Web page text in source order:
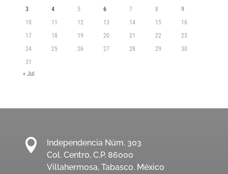
3
4 5 6 7 8
9
10
11 12 13 14 15
16
17
18 19 20 21 22
23
24
25 26 27 28 29
30
31
« Jul

Independencia Núm. 303
Col. Centro, C.P. 86000
Villahermosa, Tabasco. México